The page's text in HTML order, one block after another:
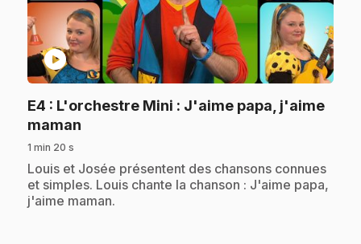
play_circle
E4 : L'orchestre Mini : J'aime papa, j'aime
maman
1 min 20 s
.Louis et Josée présentent des chansons connues
et simples. Louis chante la chanson : J'aime papa,
j'aime maman.